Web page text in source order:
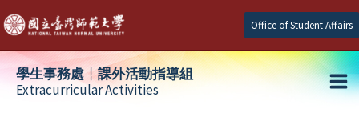
Skip
to
content
Office of Student Affairs
學生事務處┆課外活動指導組
Extracurricular Activities